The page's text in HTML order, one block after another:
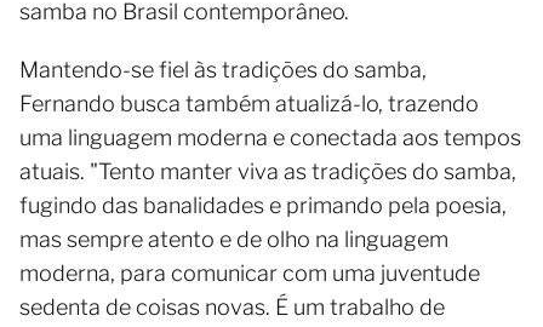
samba no Brasil contemporâneo.
Mantendo-se fiel às tradições do samba,
Fernando busca também atualizá-lo, trazendo
uma linguagem moderna e conectada aos tempos
atuais. "Tento manter viva as tradições do samba,
fugindo das banalidades e primando pela poesia,
mas sempre atento e de olho na linguagem
moderna, para comunicar com uma juventude
sedenta de coisas novas. É um trabalho de